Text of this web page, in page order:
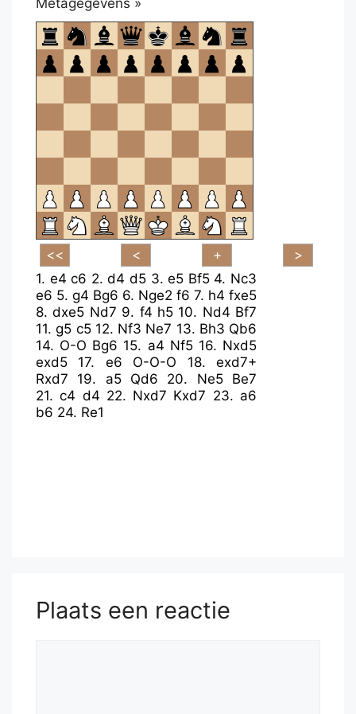
Metagegevens »
om
te
openen.
1. e4 c6 2.d4 d5 3.e5 Bf5 4. Nc3
e6 5. g4 Bg6 6. Nge2 f6 7. h4 fxe5
8.dxe5 Nd7 9. f4 h5 10. Nd4 Bf7
11.g5 c5 12. Nf3 Ne7 13. Bh3 Qb6
14. O-O Bg6 15. a4 Nf5 16. Nxd5
exd5
17. e6 O-O-O 18.exd7+
Rxd7
19. a5 Qd6 20. Ne5
Be7
21.c4 d4 22. Nxd7 Kxd7 23. a6
b6 24. Re1
Plaats een reactie